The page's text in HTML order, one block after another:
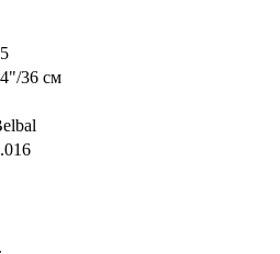
36 см